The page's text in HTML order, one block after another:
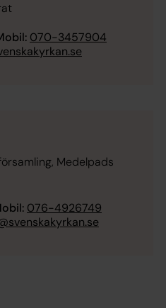
070-3457904
Medelpads
076-4926749